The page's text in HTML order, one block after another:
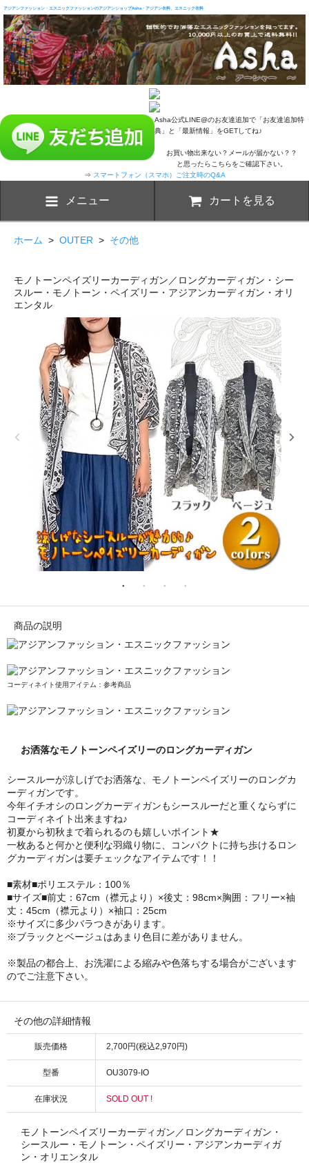
アジアンファッション・エスニックファッションのアジアンショップAsha・アジアン衣料、エスニック衣料
Asha公式LINE@のお友達追加で「お友達追加特
典」と「最新情報」をGETしてね♪
お買い物出来ない？メールが届かない？？
と思ったらこちらをご確認下さい。
⇒ スマートフォン（スマホ）ご注文時のQ&A
メニュー カートを見る
ホーム > OUTER > その他
モノトーンペイズリーカーディガン／ロングカーディガン・シー
スルー・モノトーン・ペイズリー・アジアンカーディガン・オリ
エンタル
商品の説明
コーディネイト使用アイテム：参考商品
お洒落なモノトーンペイズリーのロングカーディガン
シースルーが涼しげでお洒落な、モノトーンペイズリーのロングカ
ーディガンです。
今年イチオシのロングカーディガンもシースルーだと重くならずに
コーディネイト出来ますね♪
初夏から初秋まで着られるのも嬉しいポイント★
一枚あると何かと便利な羽織り物に、コンパクトに持ち歩けるロン
グカーディガンは要チェックなアイテムです！！
■素材■ポリエステル：100％
■サイズ■前丈：67cm（襟元より）×後丈：98cm×胸囲：フリー×袖
丈：45cm（襟元より）×袖口：25cm
※サイズに多少バラつきがあります。
※ブラックとベージュはあまり色目に差がありません。
※製品の都合上、お洗濯による縮みや色落ちする場合がございます
のでご注意下さい。
その他の詳細情報
販売価格 2,700円(税込2,970円)
型番 OU3079-IO
在庫状況 SOLD OUT !
モノトーンペイズリーカーディガン／ロングカーディガン・
シースルー・モノトーン・ペイズリー・アジアンカーディガ
ン・オリエンタル